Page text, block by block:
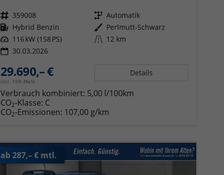
Fahrzeugnr. 359008 Getriebe Automatik
Kraftstoff Hybrid Benzin Außenfarbe Perlmutt-Schwarz
Leistung 116 kW (158 PS) Kilometerstand 12 km
30.03.2026
29.690,– €
incl. 19% MwSt.
Details
Verbrauch kombiniert: 5,00 l/100km
CO2-Klasse: C
CO2-Emissionen: 107,00 g/km
ab 287,– € mtl.